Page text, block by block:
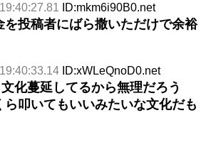
ID:mkm6i90B0.net
を投稿者にばら撒いただけで余裕
ID:xWLeQnoD0.net
化蔓延してるから無理だろう
ら叩いてもいいみたいな文化だも